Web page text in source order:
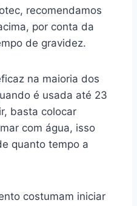
recomendamos
por conta da
de gravidez.
na maioria dos
é usada até 23
basta colocar
com água, isso
quanto tempo a
costumam iniciar